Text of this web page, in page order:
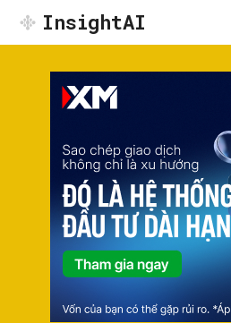
InsightAI